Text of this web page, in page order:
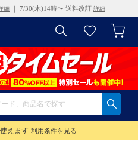
細 ｜ 7/30(木)14時〜 送料改訂 詳細
えます 利用条件を見る